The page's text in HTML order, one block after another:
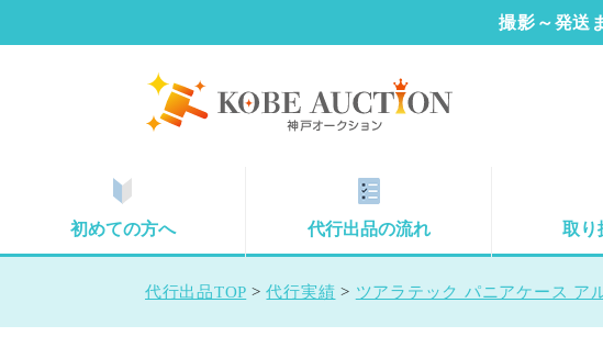
撮影～発送
初めての方へ 代行出品の流れ 取り
代行出品TOP >代行実績 > ツアラテック パニアケース ア